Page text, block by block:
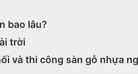
bao lâu?
trời
và thi công sàn gỗ nhựa